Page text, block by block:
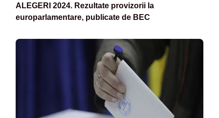
ALEGERI 2024. Rezultate provizorii la
europarlamentare, publicate de BEC